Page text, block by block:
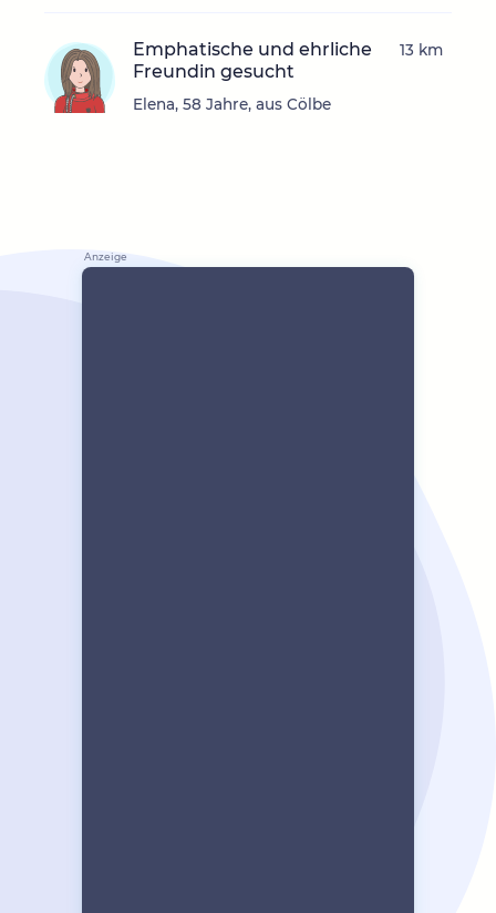
Emphatische und ehrliche
Freundin gesucht
Elena, 58 Jahre, aus Cölbe
13 km